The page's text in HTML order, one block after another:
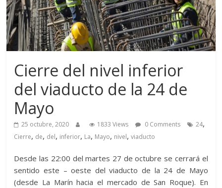
Cierre del nivel inferior
del viaducto de la 24 de
Mayo
25 octubre, 2020 1833 Views 0 Comments 24,
Cierre, de, del, inferior, La, Mayo, nivel,viaducto
Desde las 22:00 del martes 27 de octubre se cerrará el
sentido este – oeste del viaducto de la 24 de Mayo
(desde La Marín hacia el mercado de San Roque). En